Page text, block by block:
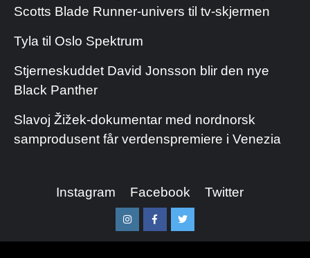
Scotts Blade Runner-univers til tv-skjermen
Tyla til Oslo Spektrum
Stjerneskuddet David Jonsson blir den nye
Black Panther
Slavoj Žižek-dokumentar med nordnorsk
samprodusent får verdenspremiere i Venezia
Instagram Facebook Twitter
InstagramFacebookTwitter